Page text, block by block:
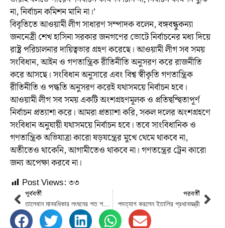
না, নির্বাচন কমিশন মানি না।’
বিবৃতিতে আওয়ামী লীগ সাধারণ সম্পাদক বলেন, বঙ্গবন্ধুকন্যা
জননেত্রী শেখ হাসিনা সরকার জনগণের ভোটে নির্বাচনের মধ্য দিয়ে
রাষ্ট্র পরিচালনার দায়িত্বভার গ্রহণ করেছে। আওয়ামী লীগ সব সময়
সংবিধান, আইন ও গণতান্ত্রিক রীতিনীতি অনুসরণ করে রাজনীতি
করে আসছে। সংবিধান অনুসারে এবং বিশ্ব স্বীকৃতি গণতান্ত্রিক
রীতিনীতি ও পদ্ধতি অনুসরণ করেই যথাসময়ে নির্বাচন হবে।
আওয়ামী লীগ সব সময় একটি অংশগ্রহণমূলক ও প্রতিদ্বন্দ্বিতাপূর্ণ
নির্বাচন প্রত্যাশা করে। আমরা প্রত্যাশা করি, সকল দলের অংশগ্রহণে
সংবিধান অনুযায়ী যথাসময়ে নির্বাচন হবে। তবে সাংবিধানিক ও
গণতান্ত্রিক অভিযাত্রা কারো ষড়যন্ত্রের মুখে থেমে থাকবে না,
অতীতেও থাকেনি, আগামীতেও থাকবে না। গণতন্ত্রের ট্রেন কারো
জন্য অপেক্ষা করবে না।
Post Views:৩৩
পূর্ববর্তী
তালেবান মানবধিকার লংঘনের শত শত ঘটনার রেকর্ড জাতিসংঘে
পরবর্তী
পদত্যাগ করলেন ইতালির প্রধানমন্ত্রী